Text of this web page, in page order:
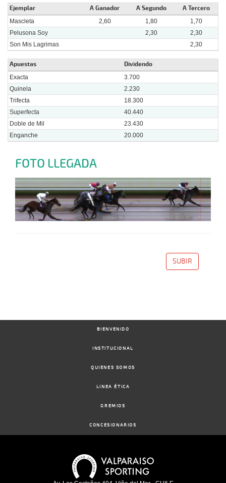
Ejemplar A Ganador A Segundo A Tercero
Mascleta 2,60 1,80
1,70
Pelusona Soy
2,30
2,30
Son Mis Lagrimas
2,30
Apuestas Dividendo
Exacta
3.700
Quinela
2.230
Trifecta
18.300
Superfecta
40.440
Doble de Mil
23.430
Enganche
20.000
FOTO LLEGADA
SUBIR
BIENVENIDO
INSTITUCIONAL
QUIENES SOMOS
LINEA ÉTICA
GREMIOS
CONCESIONARIOS